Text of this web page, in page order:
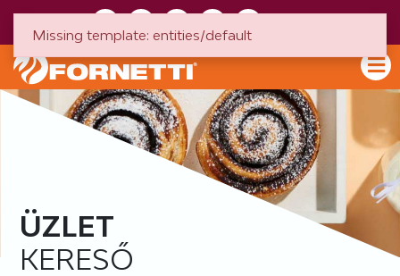
ÜZLET
KERESŐ
Missing template: entities/default